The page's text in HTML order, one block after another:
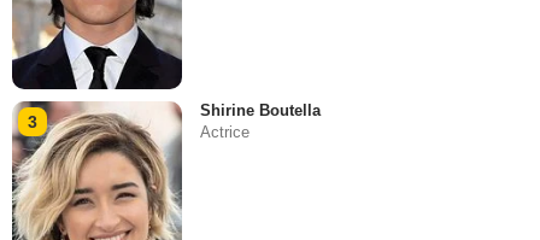
3
Shirine Boutella
Actrice